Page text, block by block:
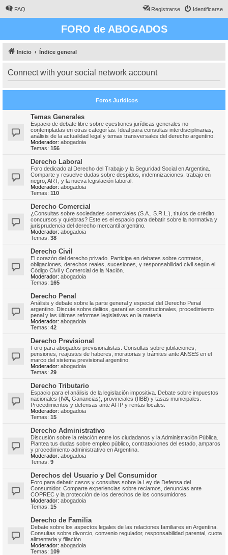
FAQ Identificarse
Registrarse
FORO de ABOGADOS
Inicio Índice general
Connect with your social network account
Foros Juridicos
Temas Generales
Espacio de debate libre sobre cuestiones jurídicas generales no
contempladas en otras categorías. Ideal para consultas interdisciplinarias,
análisis de la actualidad legal y temas transversales del derecho argentino.
Moderador: abogadoia
Temas: 156
Derecho Laboral
Foro dedicado al Derecho del Trabajo y la Seguridad Social en Argentina.
Comparte y resuelve dudas sobre despidos, indemnizaciones, trabajo en
negro, ART, y la nueva legislación laboral.
Moderador: abogadoia
Temas: 110
Derecho Comercial
¿Consultas sobre sociedades comerciales (S.A., S.R.L.), títulos de crédito,
concursos y quiebras? Este es el espacio para debatir sobre la normativa y
jurisprudencia del derecho mercantil argentino.
Moderador: abogadoia
Temas: 38
Derecho Civil
El corazón del derecho privado. Participa en debates sobre contratos,
obligaciones, derechos reales, sucesiones, y responsabilidad civil según el
Código Civil y Comercial de la Nación.
Moderador: abogadoia
Temas: 165
Derecho Penal
Análisis y debate sobre la parte general y especial del Derecho Penal
argentino. Discute sobre delitos, garantías constitucionales, procedimiento
penal y las últimas reformas legislativas en la materia.
Moderador: abogadoia
Temas: 42
Derecho Previsional
Foro para abogados previsionalistas. Consultas sobre jubilaciones,
pensiones, reajustes de haberes, moratorias y trámites ante ANSES en el
marco del sistema previsional argentino.
Moderador: abogadoia
Temas: 29
Derecho Tributario
Espacio para el análisis de la legislación impositiva. Debate sobre impuestos
nacionales (IVA, Ganancias), provinciales (IIBB) y tasas municipales.
Procedimientos y defensas ante AFIP y rentas locales.
Moderador: abogadoia
Temas: 15
Derecho Administrativo
Discusión sobre la relación entre los ciudadanos y la Administración Pública.
Plantea tus dudas sobre empleo público, contrataciones del estado, amparos
y procedimiento administrativo en Argentina.
Moderador: abogadoia
Temas: 9
Derechos del Usuario y Del Consumidor
Foro para debatir casos y consultas sobre la Ley de Defensa del
Consumidor. Comparte experiencias sobre reclamos, denuncias ante
COPREC y la protección de los derechos de los consumidores.
Moderador: abogadoia
Temas: 15
Derecho de Familia
Debate sobre los aspectos legales de las relaciones familiares en Argentina.
Consultas sobre divorcio, convenio regulador, responsabilidad parental, cuota
alimentaria y filiación.
Moderador: abogadoia
Temas: 109